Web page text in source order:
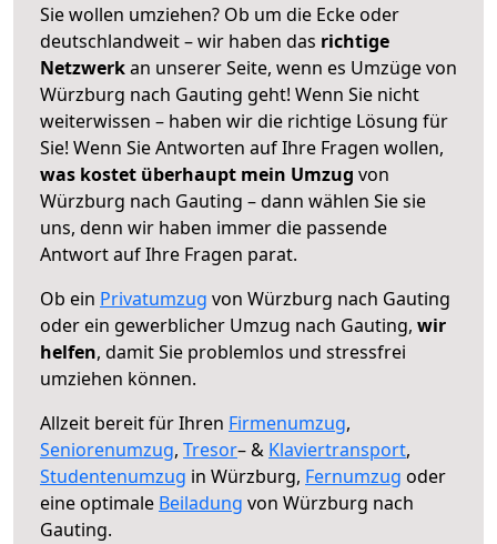
Sie wollen umziehen? Ob um die Ecke oder
deutschlandweit – wir haben das richtige
Netzwerkan unserer Seite, wenn es Umzüge von
Würzburg nach Gauting geht! Wenn Sie nicht
weiterwissen – haben wir die richtige Lösung für
Sie! Wenn Sie Antworten auf Ihre Fragen wollen,
was kostet überhaupt mein Umzug von
Würzburg nach Gauting – dann wählen Sie sie
uns, denn wir haben immer die passende
Antwort auf Ihre Fragen parat.
Ob ein Privatumzug von Würzburg nach Gauting
oder ein gewerblicher Umzug nach Gauting, wir
helfen, damit Sie problemlos und stressfrei
umziehen können.
Allzeit bereit für Ihren Firmenumzug,
Seniorenumzug, Tresor– & Klaviertransport,
Studentenumzug in Würzburg, Fernumzug oder
eine optimale Beiladung von Würzburg nach
Gauting.